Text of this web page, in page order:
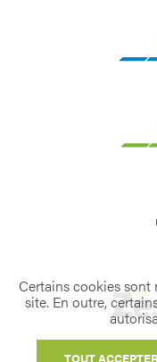
Certains cookies sont
site. En outre,
TOUT ACCEPTER